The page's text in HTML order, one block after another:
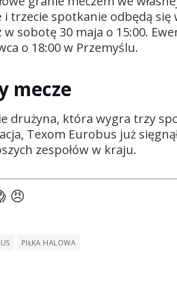
i trzecie spotkanie odbędą
sobotę 30 maja o 15:00.
o 18:00 w Przemyślu.
mecze
drużyna, która wygra trzy
Texom Eurobus już
zespołów w kraju.
PIŁKA HALOWA